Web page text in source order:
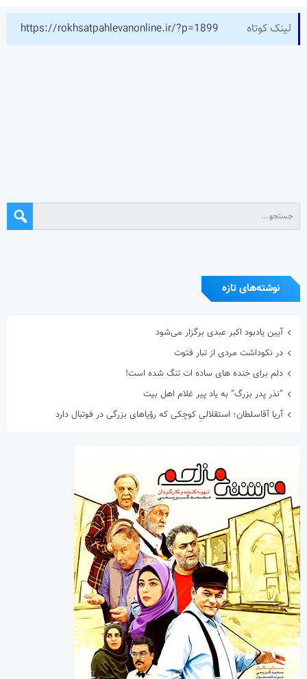
لینک کوتاه https://rokhsatpahlevanonline.ir/?p=1899
نوشته‌های تازه
دلم برای خنده های ساده ات تنگ شده است!
“نذر پدر بزرگ” به یاد پیر غلام اهل بیت
آریا آقاسلطان؛ استقلالیِ کوچکی که رؤیاهای بزرگی در فوتبال دارد